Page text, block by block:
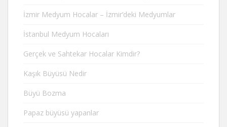
İzmir Medyum Hocalar – İzmir’deki Medyumlar
İstanbul Medyum Hocaları
Gerçek ve Sahtekar Hocalar Kimdir?
Kaşık Büyüsü Nedir
Büyü Bozma
Papaz büyüsü yapanlar